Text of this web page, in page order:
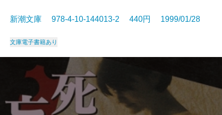
新潮文庫 978-4-10-144013-2 440円 1999/01/28
文庫電子書籍あり